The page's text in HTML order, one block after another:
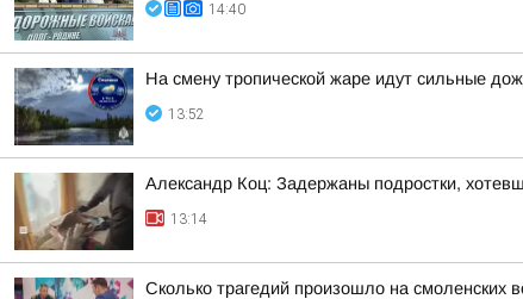
14:40
На смену тропической жаре идут сильные
13:52
Александр Коц: Задержаны подростки,
13:14
Сколько трагедий произошло на смоленских